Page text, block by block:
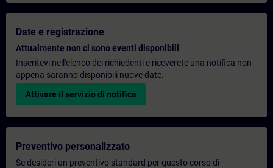
Date e registrazione
Attualmente non ci sono eventi disponibili
Inseritevi nell'elenco dei richiedenti e riceverete una notifica non
appena saranno disponibili nuove date.
Attivare il servizio di notifica
Preventivo personalizzato
Se desideri un preventivo standard per questo corso di